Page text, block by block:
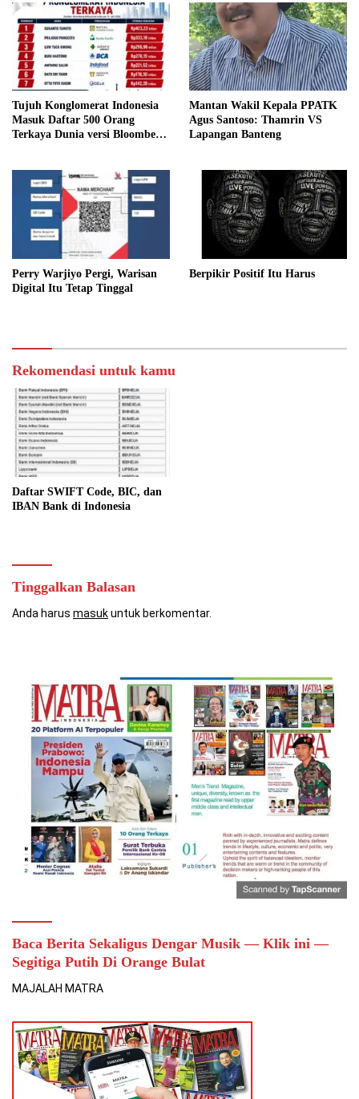
Tujuh Konglomerat Indonesia
Masuk Daftar 500 Orang
Terkaya Dunia versi Bloomberg,
Mantan Wakil Kepala PPATK
Agus Santoso: Thamrin VS
Lapangan Banteng
Perry Warjiyo Pergi, Warisan
Digital Itu Tetap Tinggal
Berpikir Positif Itu Harus
Rekomendasi untuk kamu
Daftar SWIFT Code, BIC, dan
IBAN Bank di Indonesia
Tinggalkan Balasan
Anda harus masukuntuk berkomentar.
Baca Berita Sekaligus Dengar Musik — Klik ini —
Segitiga Putih Di Orange Bulat
MAJALAH MATRA